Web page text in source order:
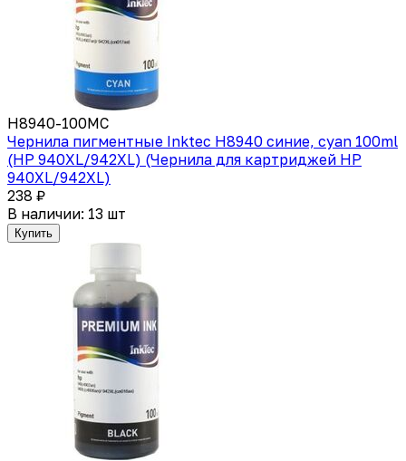
H8940-100MC
Чернила пигментные Inktec H8940 синие, cyan 100ml
(HP 940XL/942XL) (Чернила для картриджей HP
940XL/942XL)
238 ₽
В наличии: 13 шт
Купить